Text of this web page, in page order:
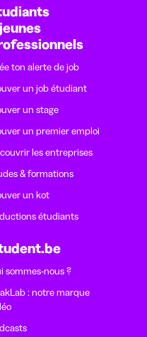
ton alerte de job
un job étudiant
un stage
un premier emploi
les entreprises
& formations
un kot
étudiants
sommes-nous ?
: notre marque